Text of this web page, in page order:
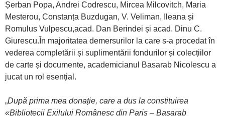
Șerban Popa, Andrei Codrescu, Mircea Milcovitch, Maria
Mesterou, Constanța Buzdugan, V. Veliman, Ileana și
Romulus Vulpescu,acad. Dan Berindei și acad. Dinu C.
Giurescu.În majoritatea demersurilor la care s-a procedat în
vederea completării și suplimentării fondurilor și colecțiilor
de carte și documente, academicianul Basarab Nicolescu a
jucat un rol esențial.
„După prima mea donație, care a dus la constituirea
«Bibliotecii Exilului Românesc din Paris – Basarab